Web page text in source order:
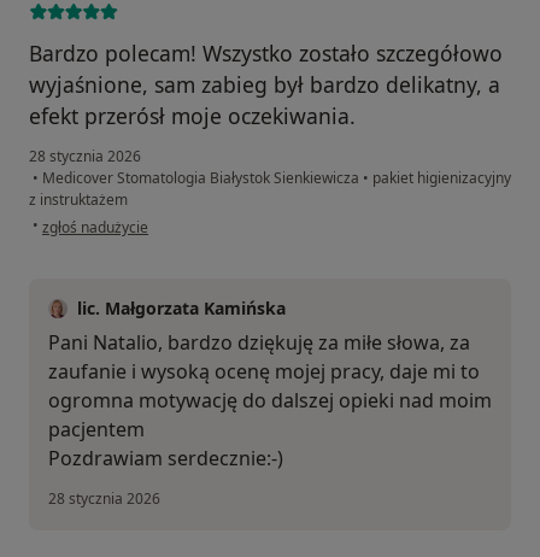
Bardzo polecam! Wszystko zostało szczegółowo
wyjaśnione, sam zabieg był bardzo delikatny, a
efekt przerósł moje oczekiwania.
28 stycznia 2026
• Medicover Stomatologia Białystok Sienkiewicza • pakiet higienizacyjny
z instruktażem
• w opinii użytkownika Natalia
zgłoś nadużycie
lic. Małgorzata Kamińska
Pani Natalio, bardzo dziękuję za miłe słowa, za
zaufanie i wysoką ocenę mojej pracy, daje mi to
ogromna motywację do dalszej opieki nad moim
pacjentem
Pozdrawiam serdecznie:⁠-⁠)
28 stycznia 2026